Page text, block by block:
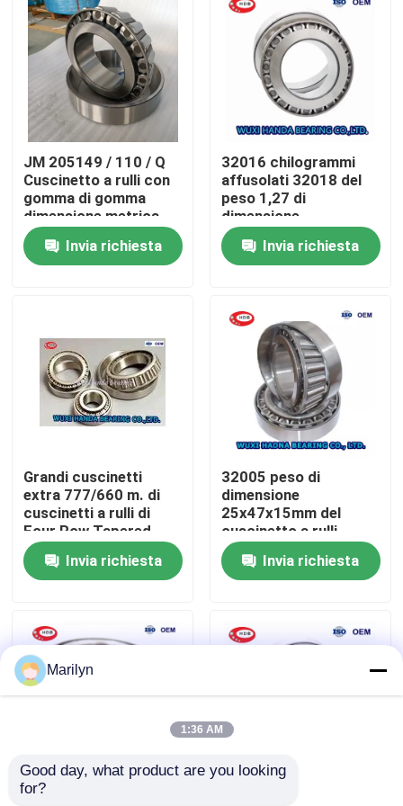
Prodotti
Circa noi
Controllo di qualità
Contattici
Notizie
Casi
Cuscinetto a rulli conici
Cuscinetto a rulli sferico
JM 205149 / 110 / Q
Cuscinetto a rulli con
gomma di gomma
dimensione metrica
50x90x28 mm riga
singola 0,748 kg
Invia richiesta
32016 chilogrammi
affusolati 32018 del
peso 1,27 di
dimensione
80x125x29mm del
cuscinetto a rulli
Invia richiesta
Grandi cuscinetti
extra 777/660 m. di
cuscinetti a rulli di
Four Row Tapered
utilizzati per il
macchinario enorme
del laminatoio
Invia richiesta
32005 peso di
dimensione
25x47x15mm del
cuscinetto a rulli
conici 0,115
chilogrammi di 32007
32008 di riserva
Invia richiesta
32009 32015
Marilyn
1:36 AM
Good day, what product are you looking
for?